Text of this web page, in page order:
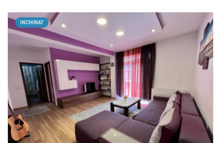
INCHIRIAT